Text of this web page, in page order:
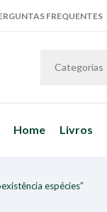
FREQUENTES
Categorias
Home Livros
espécies”